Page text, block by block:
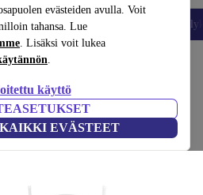
evästeiden avulla. Voit
tahansa. Lue
. Lisäksi voit lukea
.
käyttö
EVÄSTEET
Kannettavat tietokoneet
vauvankylpyamme